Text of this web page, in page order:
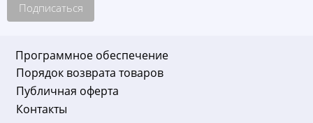
Подписаться
Программное обеспечение
Порядок возврата товаров
Публичная оферта
Контакты